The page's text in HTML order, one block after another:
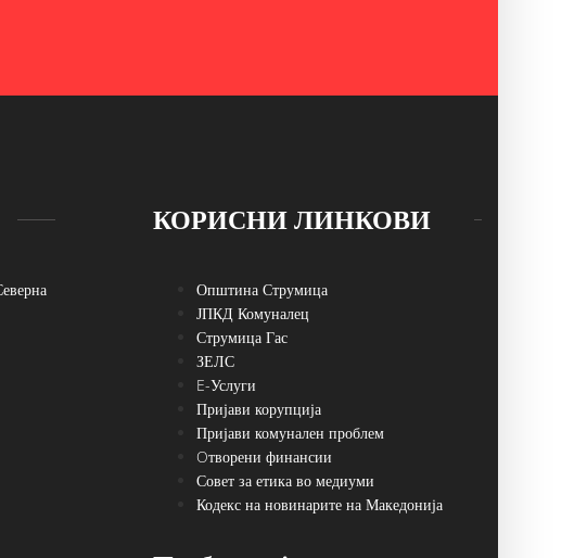
КОРИСНИ ЛИНКОВИ
Општина Струмица
ЈПКД Комуналец
Струмица Гас
ЗЕЛС
E-Услуги
Пријави корупција
Пријави комунален проблем
Oтворени финансии
Совет за етика во медиуми
Кодекс на новинарите на Македонија